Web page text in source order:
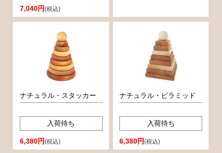
7,040円(税込)
ナチュラル・スタッカー
入荷待ち
6,380円(税込)
ナチュラル・ピラミッド
入荷待ち
6,380円(税込)